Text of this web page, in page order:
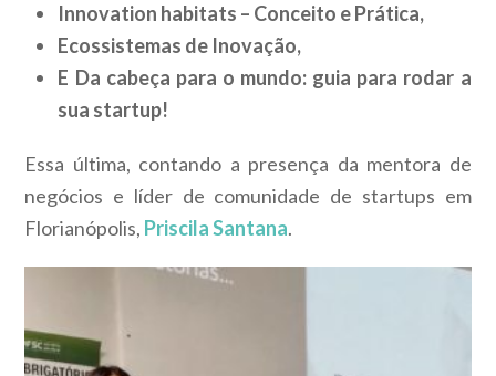
Innovation habitats – Conceito e Prática,
Ecossistemas de Inovação,
E Da cabeça para o mundo: guia para rodar a
sua startup!
Essa última, contando a presença da mentora de
negócios e líder de comunidade de startups em
Florianópolis, Priscila Santana.